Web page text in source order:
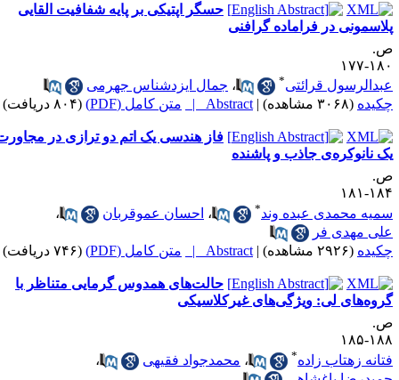
حسگر اپتیکی بر پایه شفافیت القایی
در فراماده گرافنی
۱۷۷
قرائتی
،جمال ایزدشناس جهرمی
(۳۰۶۸ مشاهده) |
Abstract | متن کامل (PDF) (۸۰۴ دریافت)
فاز هندسی یک اتم دو ترازی در مجاورت
نانو‌کره‌ی جاذب و پاشنده
۱۸۱
محمدی عبده وند* ،احسان عموقربان
،
مهدی فر
(۲۹۲۶ مشاهده) |
Abstract | متن کامل (PDF) (۷۴۶ دریافت)
حالت‌های همدوس گرمایی متناظر با
لی: ویژگی‌های غیرکلاسیکی
۱۸۵
زهتاب زاده
،محمدجواد فقیهی
،